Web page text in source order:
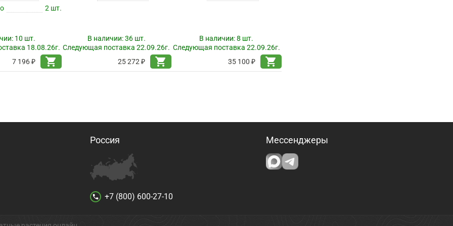
2 шт.
10 шт.
18.08.26г.
7 196 ₽
shopping_cart
В наличии:36 шт.
Следующая поставка 22.09.26г.
25 272 ₽
shopping_cart
В наличии:8 шт.
Следующая поставка 22.09.26г.
35 100 ₽
shopping_cart
Россия
call +7 (800) 600-27-10
Мессенджеры